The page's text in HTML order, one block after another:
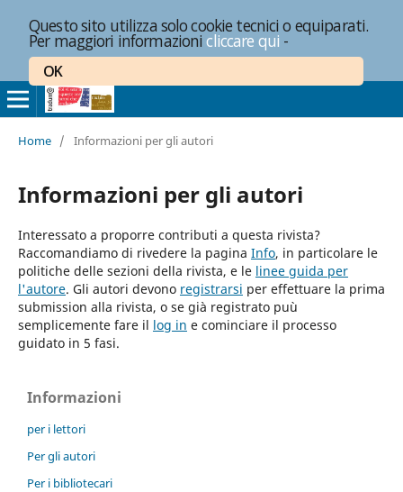
Questo sito utilizza solo cookie tecnici o equiparati.
Per maggiori informazionicliccare qui -
OK
Home / Informazioni per gli autori
Informazioni per gli autori
Interessato a proporre contributi a questa rivista?
Raccomandiamo di rivedere la pagina Info, in particolare le
politiche delle sezioni della rivista, e le linee guida per
l'autore. Gli autori devono registrarsi per effettuare la prima
submission alla rivista, o se già registrato puù
semplicemente fare il log in e cominciare il processo
guidato in 5 fasi.
Informazioni
per i lettori
Per gli autori
Per i bibliotecari